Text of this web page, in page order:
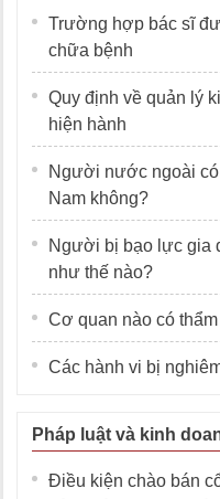
Trường hợp bác sĩ
chữa bệnh
Quy định về quản lý
hiện hành
Người nước ngoài
Nam không?
Người bị bạo lực gia
như thế nào?
Cơ quan nào có
Các hành vi bị
Pháp luật và kinh
Điều kiện chào bán